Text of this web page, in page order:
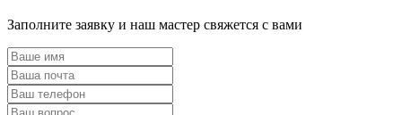
Заполните заявку и наш мастер свяжется с вами